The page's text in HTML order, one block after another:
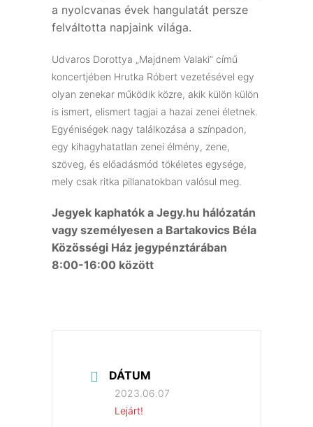
a nyolcvanas évek hangulatát persze
felváltotta napjaink világa.
Udvaros Dorottya „Majdnem Valaki” című
koncertjében Hrutka Róbert vezetésével egy
olyan zenekar működik közre, akik külön külön
is ismert, elismert tagjai a hazai zenei életnek.
Egyéniségek nagy találkozása a színpadon,
egy kihagyhatatlan zenei élmény, zene,
szöveg, és előadásmód tökéletes egysége,
mely csak ritka pillanatokban valósul meg.
Jegyek kaphatók a Jegy.hu hálózatán
vagy személyesen a Bartakovics Béla
Közösségi Ház jegypénztárában
8:00-16:00 között
DÁTUM
2023.06.07
Lejárt!